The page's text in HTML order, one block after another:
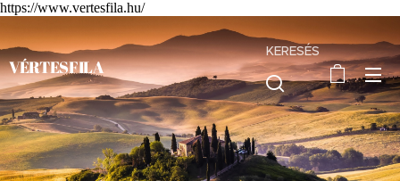
https://www.vertesfila.hu/
VÉRTESFILA
KERESÉS